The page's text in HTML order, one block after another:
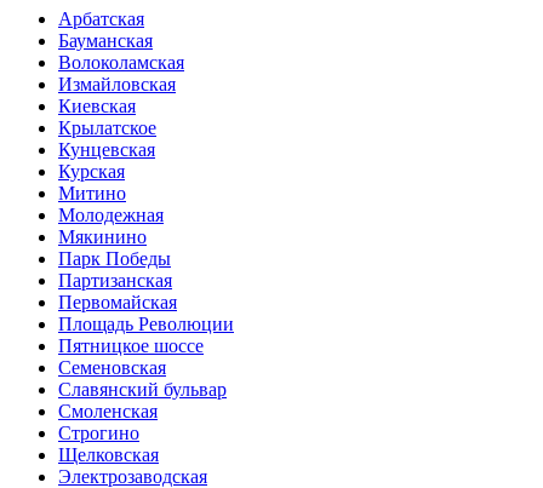
Арбатская
Бауманская
Волоколамская
Измайловская
Киевская
Крылатское
Кунцевская
Курская
Митино
Молодежная
Мякинино
Парк Победы
Партизанская
Первомайская
Площадь Революции
Пятницкое шоссе
Семеновская
Славянский бульвар
Смоленская
Строгино
Щелковская
Электро­заводская